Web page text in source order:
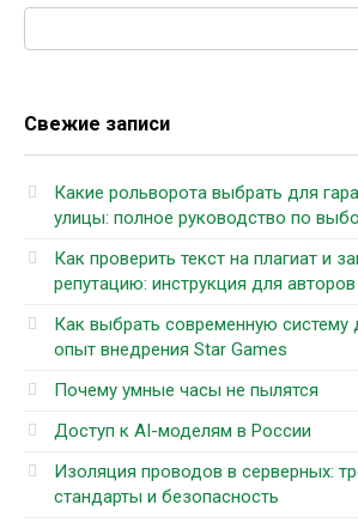
Свежие записи
Какие рольворота выбрать для
улицы: полное руководство по
Как проверить текст на плагиат и
репутацию: инструкция для
Как выбрать современную систему
опыт внедрения Star Games
Почему умные часы не пылятся
Доступ к AI-моделям в России
Изоляция проводов в серверных:
стандарты и безопасность